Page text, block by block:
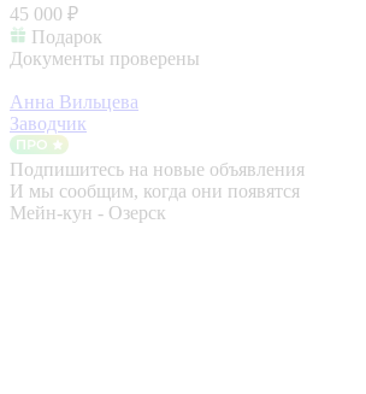
45 000 ₽
Подарок
Документы проверены
Анна Вильцева
Заводчик
Подпишитесь на новые объявления
И мы сообщим, когда они появятся
Мейн-кун - Озерск